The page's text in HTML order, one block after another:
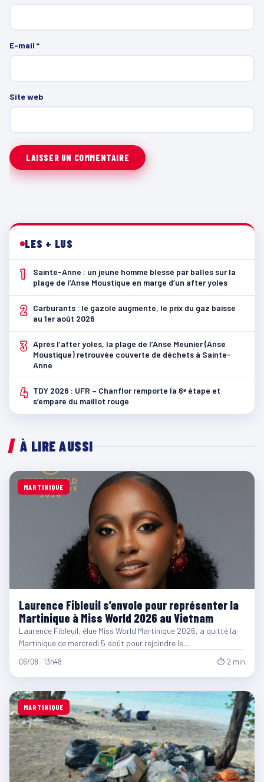
E-mail *
Site web
LES + LUS
1
Sainte-Anne : un jeune homme blessé par balles sur la
plage de l’Anse Moustique en marge d’un after yoles
2
Carburants : le gazole augmente, le prix du gaz baisse
au 1er août 2026
3 Après l’after yoles, la plage de l’Anse Meunier (Anse
Moustique) retrouvée couverte de déchets à Sainte-
Anne
4 TDY 2026 : UFR – Chanflor remporte la 6ᵉ étape et
s’empare du maillot rouge
À LIRE AUSSI
MARTINIQUE
Laurence Fibleuil s’envole pour représenter la
Martinique à Miss World 2026 au Vietnam
Laurence Fibleuil, élue Miss World Martinique 2026, a quitté la
Martinique ce mercredi 5 août pour rejoindre le…
06/08 · 13h48 ⏱ 2 min
MARTINIQUE